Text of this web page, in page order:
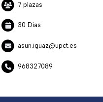
7 plazas
30 Días
asun.iguaz@upct.es
968327089